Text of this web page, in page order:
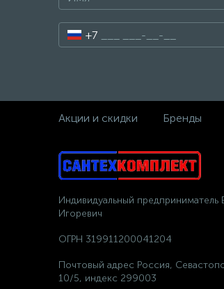
+7
Акции и скидки Бренды
Индивидуальный
Игоревич
ОГРН 319911200041204
Почтовый адрес Россия,
10/5, индекс 299003